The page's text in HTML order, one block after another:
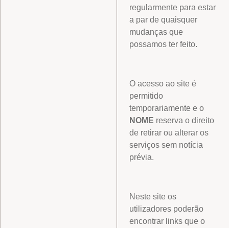
regularmente para estar
a par de quaisquer
mudanças que
possamos ter feito.
O acesso ao site é
permitido
temporariamente e o
NOME reserva o direito
de retirar ou alterar os
serviços sem notícia
prévia.
Neste site os
utilizadores poderão
encontrar links que o